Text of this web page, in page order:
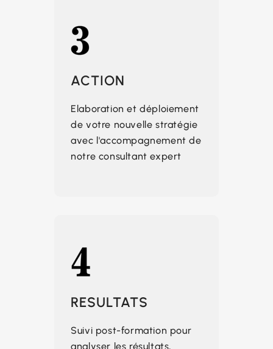
ACTION
Elaboration et déploiement
de votre nouvelle stratégie
avec l'accompagnement de
notre consultant expert
RESULTATS
Suivi post-formation pour
analyser les résultats,